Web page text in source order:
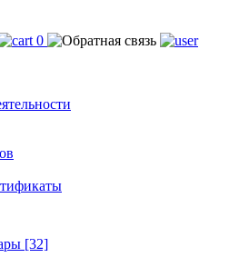
0
[32]